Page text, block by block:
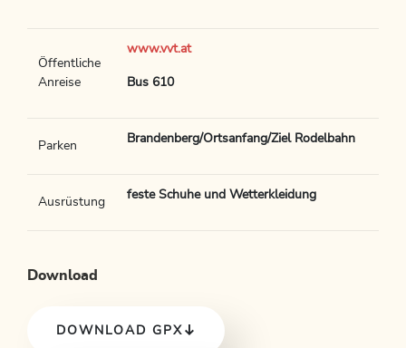
Öffentliche
Anreise
www.vvt.at
Bus 610
Parken
Brandenberg/Ortsanfang/Ziel Rodelbahn
Ausrüstung
feste Schuhe und Wetterkleidung
Download
DOWNLOAD GPX